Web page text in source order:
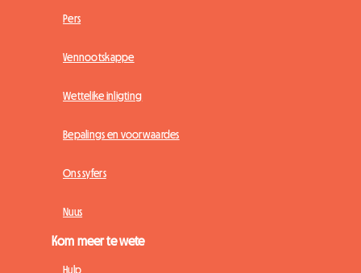
Pers
Vennootskappe
Wettelike inligting
Bepalings en voorwaardes
Ons syfers
Nuus
Kom meer te wete
Hulp